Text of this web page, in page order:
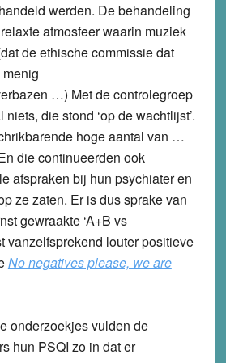
werden. De behandeling
atmosfeer waarin muziek
de ethische commissie dat
…) Met de controlegroep
die stond ‘op de wachtlijst’.
hoge aantal van …
die continueerden ook
afspraken bij hun psychiater en
ze zaten. Er is dus sprake van
gewraakte ‘A+B vs
vanzelfsprekend louter positieve
No negatives please, we are
onderzoekjes vulden de
hun PSQI zo in dat er